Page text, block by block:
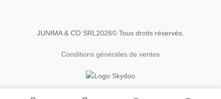
JUNIMA & CO SRL2026© Tous droits réservés.
Conditions générales de ventes